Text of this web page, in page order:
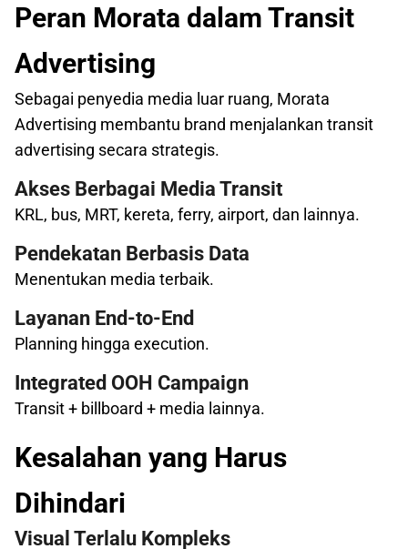
Peran Morata dalam Transit
Advertising
Sebagai penyedia media luar ruang, Morata
Advertising membantu brand menjalankan transit
advertising secara strategis.
Akses Berbagai Media Transit
KRL, bus, MRT, kereta, ferry, airport, dan lainnya.
Pendekatan Berbasis Data
Menentukan media terbaik.
Layanan End-to-End
Planning hingga execution.
Integrated OOH Campaign
Transit + billboard + media lainnya.
Kesalahan yang Harus
Dihindari
Visual Terlalu Kompleks